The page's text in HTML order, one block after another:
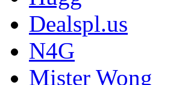
Dealspl.us
N4G
Mister Wong